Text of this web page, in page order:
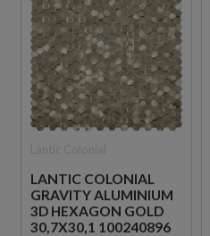
LANTIC COLONIAL
GRAVITY ALUMINIUM
3D HEXAGON GOLD
30,7X30,1 100240896